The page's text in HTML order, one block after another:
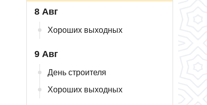
8 Авг
Хороших выходных
9 Авг
День строителя
Хороших выходных